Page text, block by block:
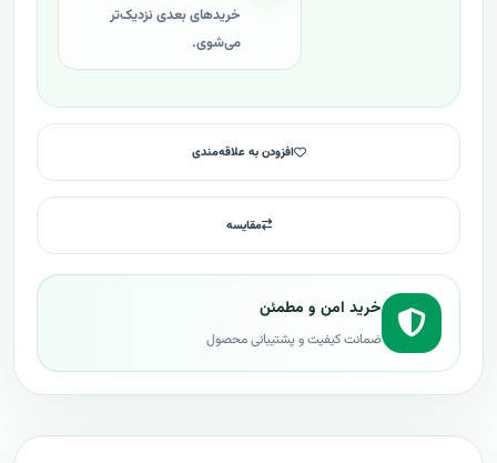
خریدهای بعدی نزدیک‌تر
می‌شوی.
افزودن به علاقه‌مندی
مقایسه
خرید امن و مطمئن
ضمانت کیفیت و پشتیبانی محصول